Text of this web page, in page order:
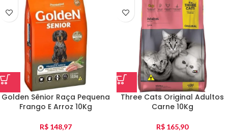
Golden Sênior Raça Pequena
Frango E Arroz 10Kg
R$ 148,97
Three Cats Original Adultos
Carne 10Kg
R$ 165,90